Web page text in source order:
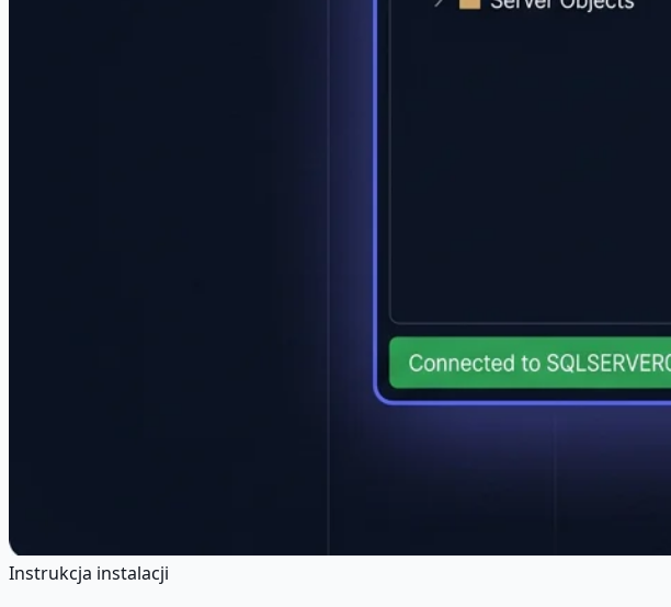
Instrukcja instalacji